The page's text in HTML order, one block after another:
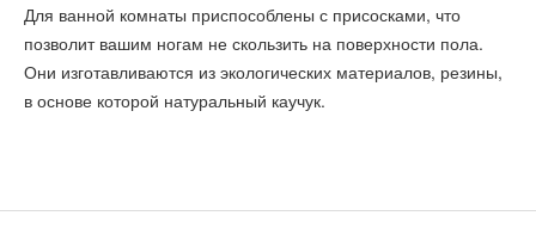
Для ванной комнаты приспособлены с присосками, что
позволит вашим ногам не скользить на поверхности пола.
Они изготавливаются из экологических материалов, резины,
в основе которой натуральный каучук.